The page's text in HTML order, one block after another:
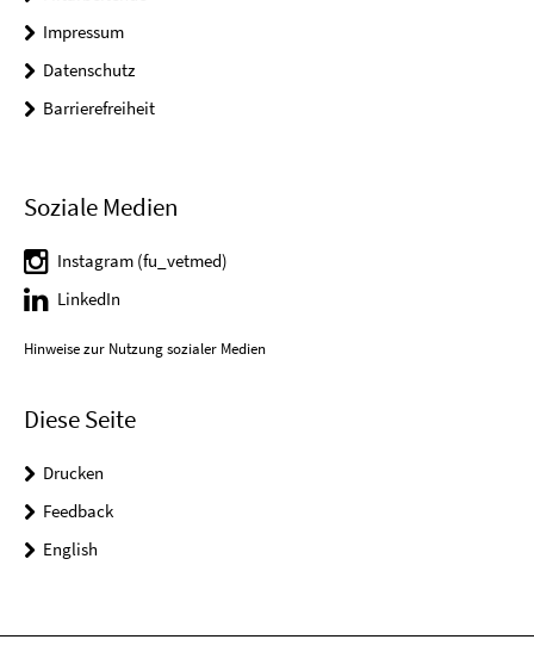
Impressum
Datenschutz
Barrierefreiheit
Soziale Medien
Instagram (fu_vetmed)
LinkedIn
Hinweise zur Nutzung sozialer Medien
Diese Seite
Drucken
Feedback
English